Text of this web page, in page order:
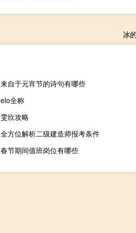
冰
来自于元宵节的诗句有哪些
elo全称
雯欣攻略
全方位解析二级建造师报考条件
春节期间值班岗位有哪些